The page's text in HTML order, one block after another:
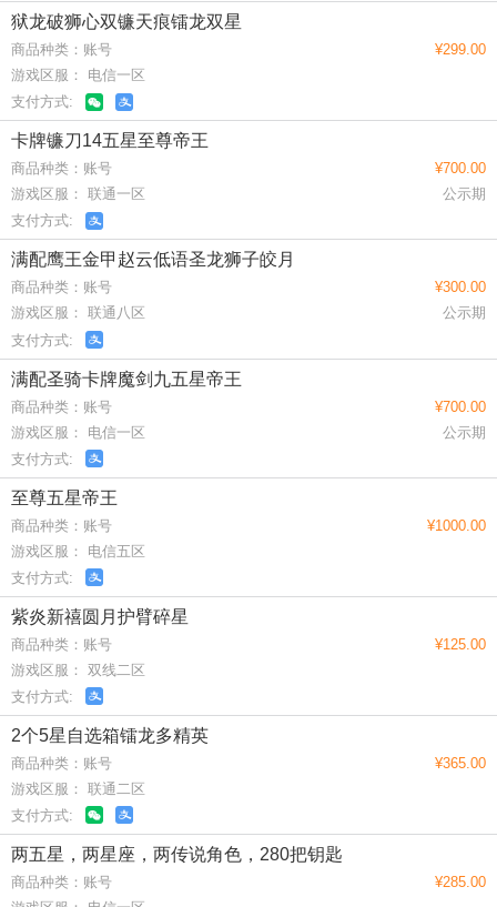
狱龙破狮心双镰天痕镭龙双星
商品种类：账号
游戏区服： 电信一区
支付方式:
¥299.00
卡牌镰刀14五星至尊帝王
商品种类：账号
游戏区服： 联通一区
支付方式:
¥700.00
公示期
满配鹰王金甲赵云低语圣龙狮子皎月
商品种类：账号
游戏区服： 联通八区
支付方式:
¥300.00
公示期
满配圣骑卡牌魔剑九五星帝王
商品种类：账号
游戏区服： 电信一区
支付方式:
¥700.00
公示期
至尊五星帝王
商品种类：账号
游戏区服： 电信五区
支付方式:
¥1000.00
紫炎新禧圆月护臂碎星
商品种类：账号
游戏区服： 双线二区
支付方式:
¥125.00
2个5星自选箱镭龙多精英
商品种类：账号
游戏区服： 联通二区
支付方式:
¥365.00
两五星，两星座，两传说角色，280把钥匙
商品种类：账号
¥285.00